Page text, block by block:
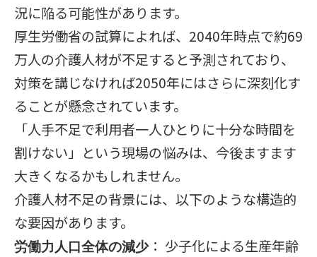
況に陥る可能性があります。
厚生労働省の試算によれば、2040年時点で約69
万人の介護人材が不足すると予測されており、
対策を講じなければ2050年にはさらに深刻化す
ることが懸念されています。
「人手不足で利用者一人ひとりに十分な時間を
割けない」という現場の悩みは、今後ますます
大きくなるかもしれません。
介護人材不足の背景には、以下のような構造的
な要因があります。
労働力人口全体の減少： 少子化による生産年齢